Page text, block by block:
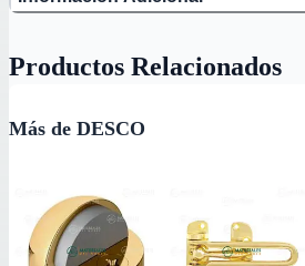
Productos Relacionados
Más de DESCO